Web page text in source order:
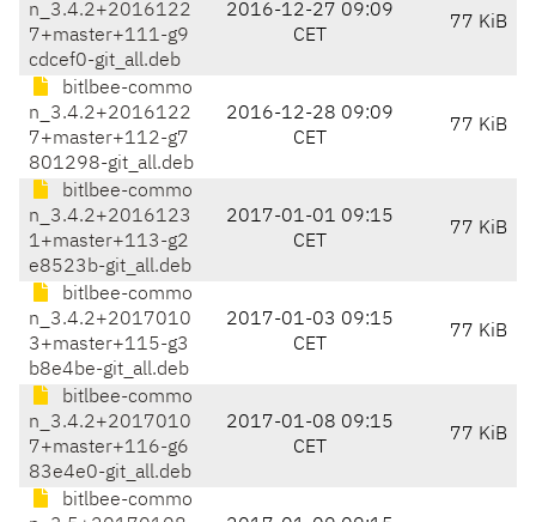
n_3.4.2+2016122
7+master+111-g9
cdcef0-git_all.deb
2016-12-27 09:09
CET
77 KiB
bitlbee-commo
n_3.4.2+2016122
7+master+112-g7
801298-git_all.deb
2016-12-28 09:09
CET
77 KiB
bitlbee-commo
n_3.4.2+2016123
1+master+113-g2
e8523b-git_all.deb
2017-01-01 09:15
CET
77 KiB
bitlbee-commo
n_3.4.2+2017010
3+master+115-g3
b8e4be-git_all.deb
2017-01-03 09:15
CET
77 KiB
bitlbee-commo
n_3.4.2+2017010
7+master+116-g6
83e4e0-git_all.deb
2017-01-08 09:15
CET
77 KiB
bitlbee-commo